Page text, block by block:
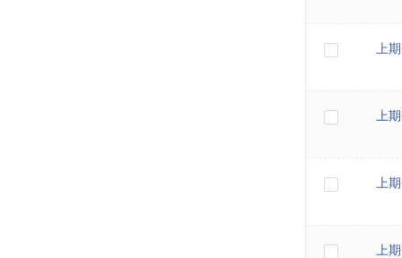
上
上
上
上